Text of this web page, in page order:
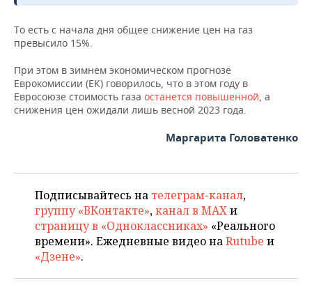
ФИГУРНОЕ КАТАНИЕ
ВОДНЫЕ ВИДЫ СПОРТА
МЕДИЦИНА
ОБРАЗОВАНИЕ
То есть с начала дня общее снижение цен на газ
превысило 15%.
При этом в зимнем экономическом прогнозе
Еврокомиссии (ЕК) говорилось, что в этом году в
Евросоюзе стоимость газа останется повышенной, а
снижения цен ожидали лишь весной 2023 года.
Маргарита Головатенко
Подписывайтесь на телеграм-канал,
группу «ВКонтакте»,канал в MAXи
страницу в «Одноклассниках» «Реального
времени». Ежедневные видео наRutube и
«Дзене».